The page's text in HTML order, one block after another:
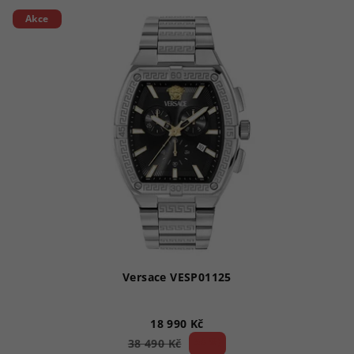
Akce
Versace VESP01125
18 990 Kč
38 490 Kč